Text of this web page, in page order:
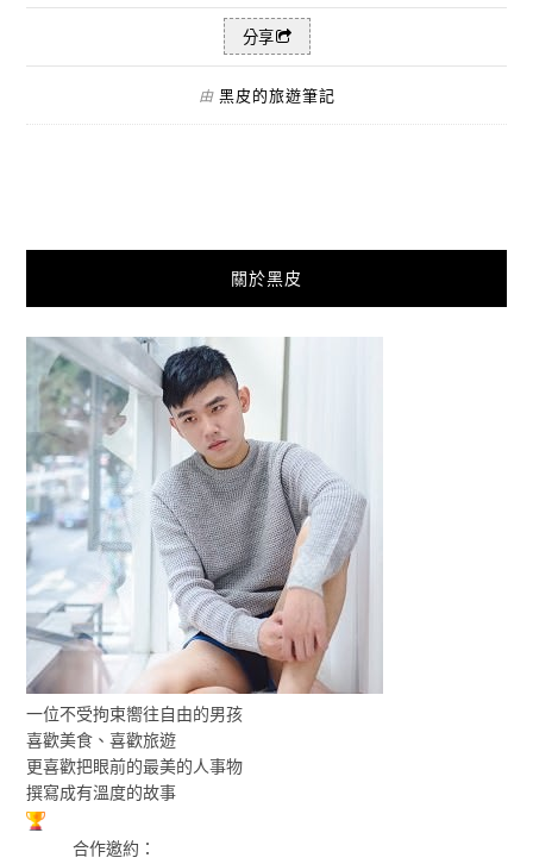
分享
由 黑皮的旅遊筆記
關於黑皮
一位不受拘束嚮往自由的男孩
喜歡美食、喜歡旅遊
更喜歡把眼前的最美的人事物
撰寫成有溫度的故事
合作邀約：